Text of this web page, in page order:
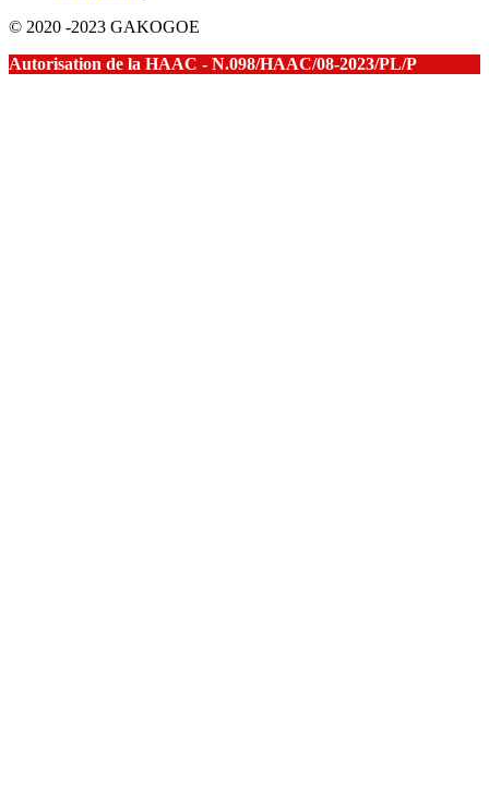
© 2020 -2023 GAKOGOE
Autorisation de la HAAC - N.098/HAAC/08-2023/PL/P